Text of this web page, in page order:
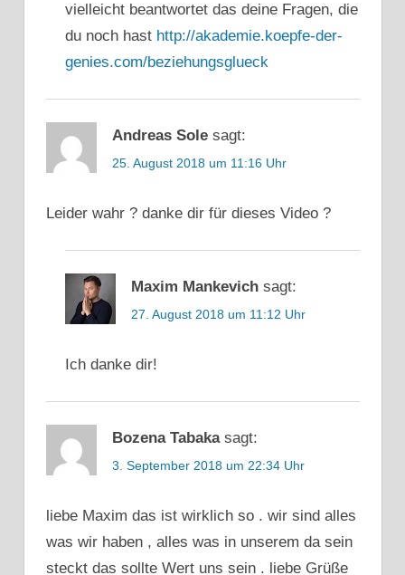
vielleicht beantwortet das deine Fragen, die
du noch hast http://akademie.koepfe-der-
genies.com/beziehungsglueck
Andreas Sole sagt:
25. August 2018 um 11:16 Uhr
Leider wahr ? danke dir für dieses Video ?
Maxim Mankevich sagt:
27. August 2018 um 11:12 Uhr
Ich danke dir!
Bozena Tabaka sagt:
3. September 2018 um 22:34 Uhr
liebe Maxim das ist wirklich so . wir sind alles
was wir haben , alles was in unserem da sein
steckt das sollte Wert uns sein . liebe Grüße